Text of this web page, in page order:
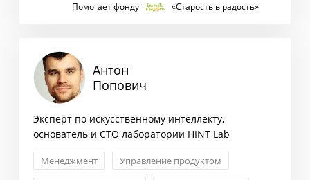
Помогает фонду «Старость в радость»
Антон
Попович
Эксперт по искусственному интеллекту,
основатель и CTO лаборатории HINT Lab
Менеджмент
Управление продуктом